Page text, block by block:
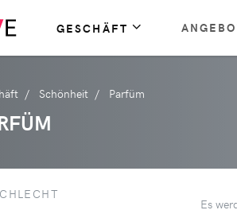
GESCHÄFT
Schönheit Parfüm
Es